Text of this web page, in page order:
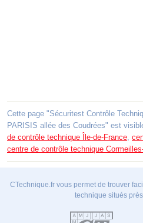
Cette page "Sécuritest Contrôle
PARISIS allée des Coudrées" est
de contrôle technique Île-de-France,
centre de contrôle technique
CTechnique.fr vous permet de trouver
technique situés